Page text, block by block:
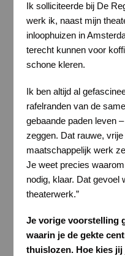
Ik solliciteerde bij De
werk ik, naast mijn
inloophuizen in
terecht kunnen voor
schone kleren.
Ik ben altijd al
rafelranden van de
gebaande paden leven
zeggen. Dat rauwe,
maatschappelijk werk
Je weet precies
nodig, klaar. Dat gevoel
theaterwerk.”
Je vorige voorstelling
waarin je de gekte
thuislozen. Hoe kies